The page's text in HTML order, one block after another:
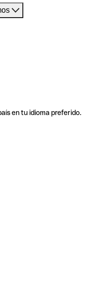
en tu idioma preferido.